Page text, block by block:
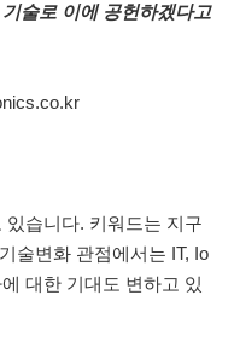
술로 이에 공헌하겠다고
습니다. 키워드는 지구
술변화 관점에서는 IT, Io
대한 기대도 변하고 있